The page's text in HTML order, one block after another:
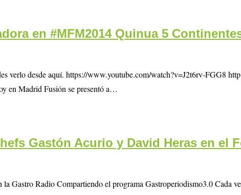
en #MFM2014 Quinua 5
verlo desde aquí. https://www.youtube.com/watch?v=J2t6rv-FGG8
en Madrid Fusión se presentó a…
Gastón Acurio y David Heras en el
Gastro Radio Compartiendo el programa Gastroperiodismo3.0 Cada